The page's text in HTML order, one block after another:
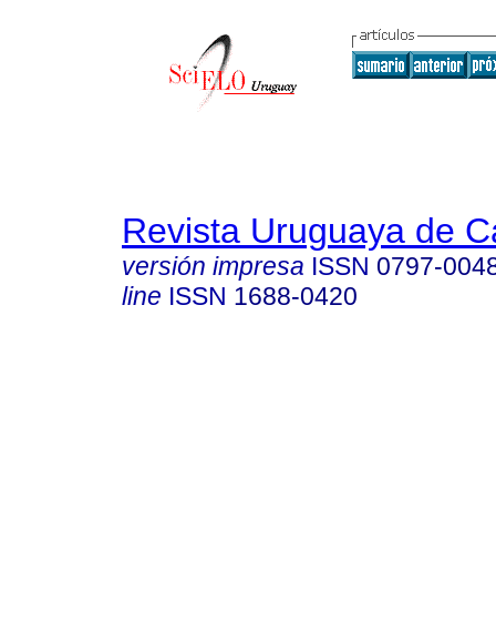
Revista Uruguaya de
versión impresa ISSN 0797-
line ISSN 1688-0420